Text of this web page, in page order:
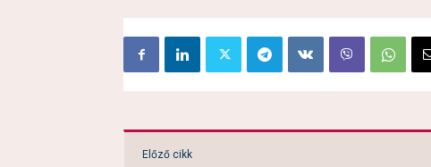
Előző cikk